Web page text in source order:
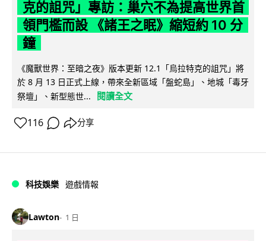
克的詛咒」專訪：巢穴不為提高世界首
領門檻而設 《諸王之眠》縮短約 10 分
鐘
《魔獸世界：至暗之夜》版本更新 12.1「烏拉特克的詛咒」將
於 8 月 13 日正式上線，帶來全新區域「盤蛇島」、地城「毒牙
祭壇」、新型態世...
閱讀全文
116 分享
科技娛樂 遊戲情報
Lawton 1 日